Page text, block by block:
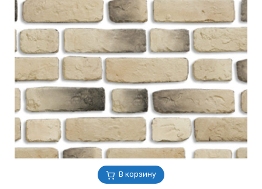
В корзину